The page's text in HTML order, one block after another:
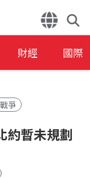
財經 國際
爭
約暫未規劃